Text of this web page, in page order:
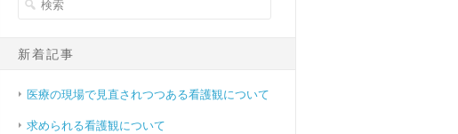
新着記事
医療の現場で見直されつつある看護観について
求められる看護観について